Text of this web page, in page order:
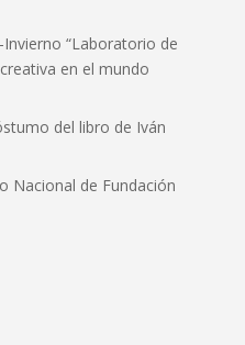
“Laboratorio de
en el mundo
del libro de Iván
Nacional de Fundación